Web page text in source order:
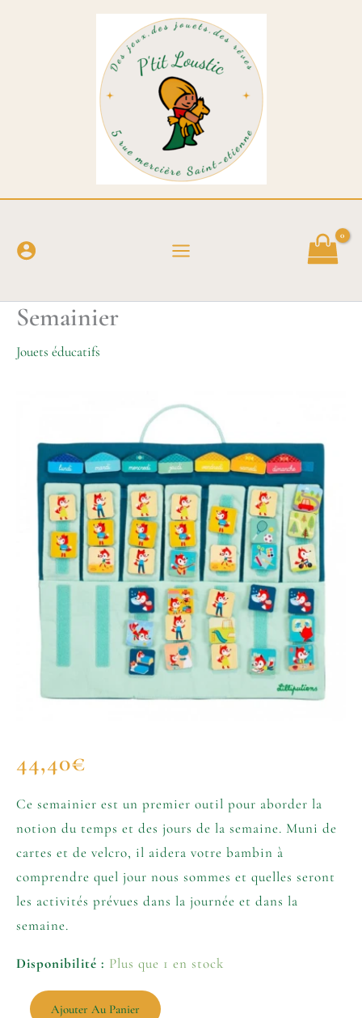
Semainier
Jouets éducatifs
44,40€
Ce semainier est un premier outil pour aborder la
notion du temps et des jours de la semaine. Muni de
cartes et de velcro, il aidera votre bambin à
comprendre quel jour nous sommes et quelles seront
les activités prévues dans la journée et dans la
semaine.
Disponibilité : Plus que 1 en stock
Ajouter Au Panier